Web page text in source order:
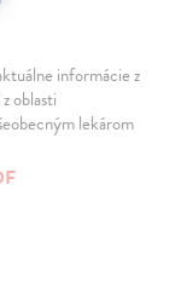
informácie z
oblasti
lekárom